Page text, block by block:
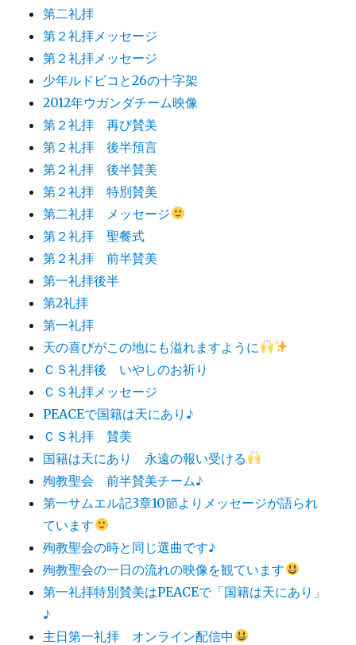
第二礼拝
第２礼拝メッセージ
第２礼拝メッセージ
少年ルドビコと26の十字架
2012年ウガンダチーム映像
第２礼拝 再び賛美
第２礼拝 後半預言
第２礼拝 後半賛美
第２礼拝 特別賛美
第二礼拝 メッセージ
第２礼拝 聖餐式
第２礼拝 前半賛美
第一礼拝後半
第2礼拝
第一礼拝
天の喜びがこの地にも溢れますように
ＣＳ礼拝後 いやしのお祈り
ＣＳ礼拝メッセージ
PEACEで国籍は天にあり♪
ＣＳ礼拝 賛美
国籍は天にあり 永遠の報い受ける
殉教聖会 前半賛美チーム♪
第一サムエル記3章10節よりメッセージが語られ
ています
殉教聖会の時と同じ選曲です♪
殉教聖会の一日の流れの映像を観ています
第一礼拝特別賛美はPEACEで「国籍は天にあり」
♪
主日第一礼拝 オンライン配信中